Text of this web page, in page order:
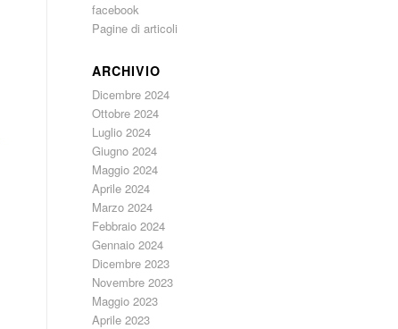
facebook
Pagine di articoli
ARCHIVIO
Dicembre 2024
Ottobre 2024
Luglio 2024
Giugno 2024
Maggio 2024
Aprile 2024
Marzo 2024
Febbraio 2024
Gennaio 2024
Dicembre 2023
Novembre 2023
Maggio 2023
Aprile 2023